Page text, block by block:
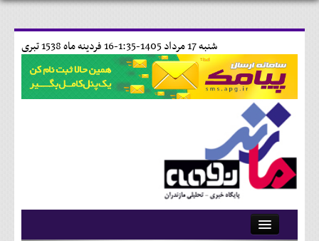
16 فردينه ماه 1538 تبری شنبه 17 مرداد 1405-1:35-